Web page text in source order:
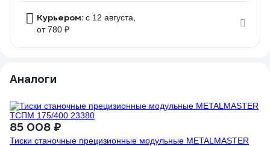
Курьером: c 12 августа,
от 780 ₽
Аналоги
85 008 ₽
Тиски станочные прецизионные модульные METALMASTER